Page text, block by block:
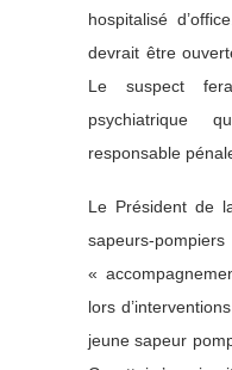
hospitalisé
devrait être
Le suspect
psychiatrique
responsable
Le Président de
sapeurs-
«
lors
jeune sapeur